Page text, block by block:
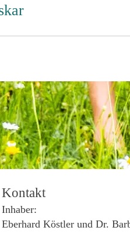
Kontakt
Inhaber:
Eberhard Köstler und Dr.